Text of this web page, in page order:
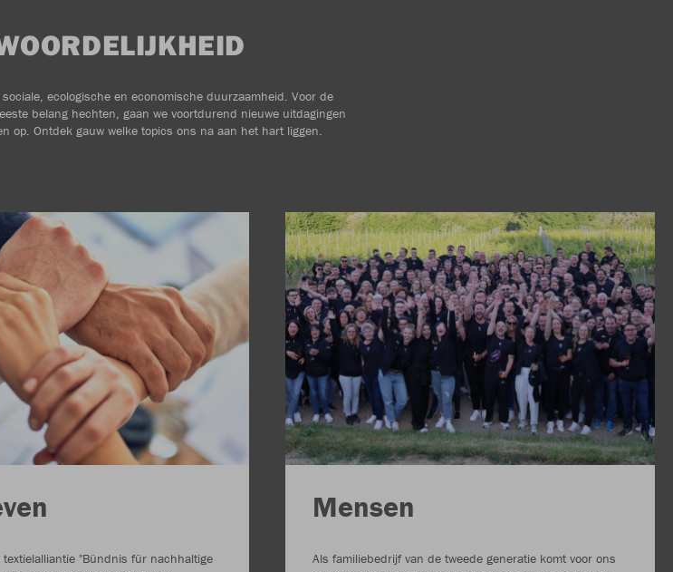
ecologische en economische duurzaamheid. Voor de
belang hechten, gaan we voortdurend nieuwe uitdagingen
op. Ontdek gauw welke topics ons na aan het hart liggen.
"Bündnis für nachhaltige
Mensen
Als familiebedrijf van de tweede generatie komt voor ons